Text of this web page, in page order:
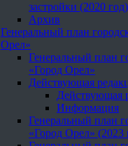
застройки (2020 год)
Архив
Генеральный план
Орел»
Генеральный план
«Город Орел»
Действующая
Действующая
Информация
Генеральный план
«Город Орел» (2023